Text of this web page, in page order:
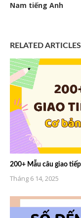
Nam tiếng Anh
RELATED ARTICLES
200+ Mẫu câu giao
Tháng 6 14, 2025